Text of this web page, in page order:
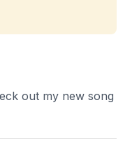
out my new song